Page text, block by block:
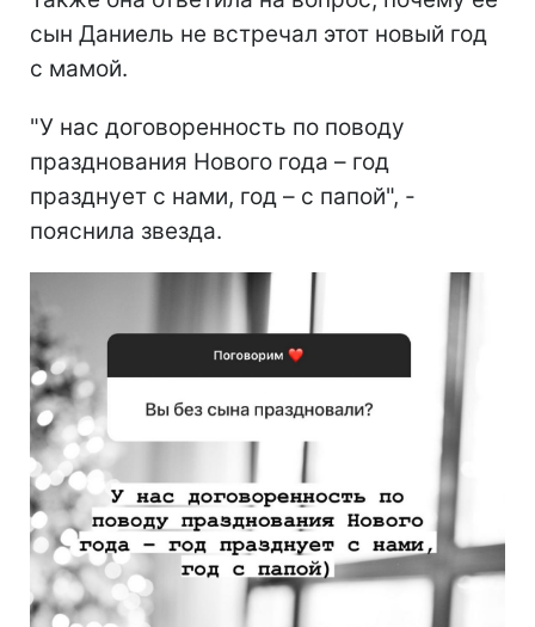
сын Даниель не встречал этот новый год
с мамой.
"У нас договоренность по поводу
празднования Нового года – год
празднует с нами, год – с папой", -
пояснила звезда.